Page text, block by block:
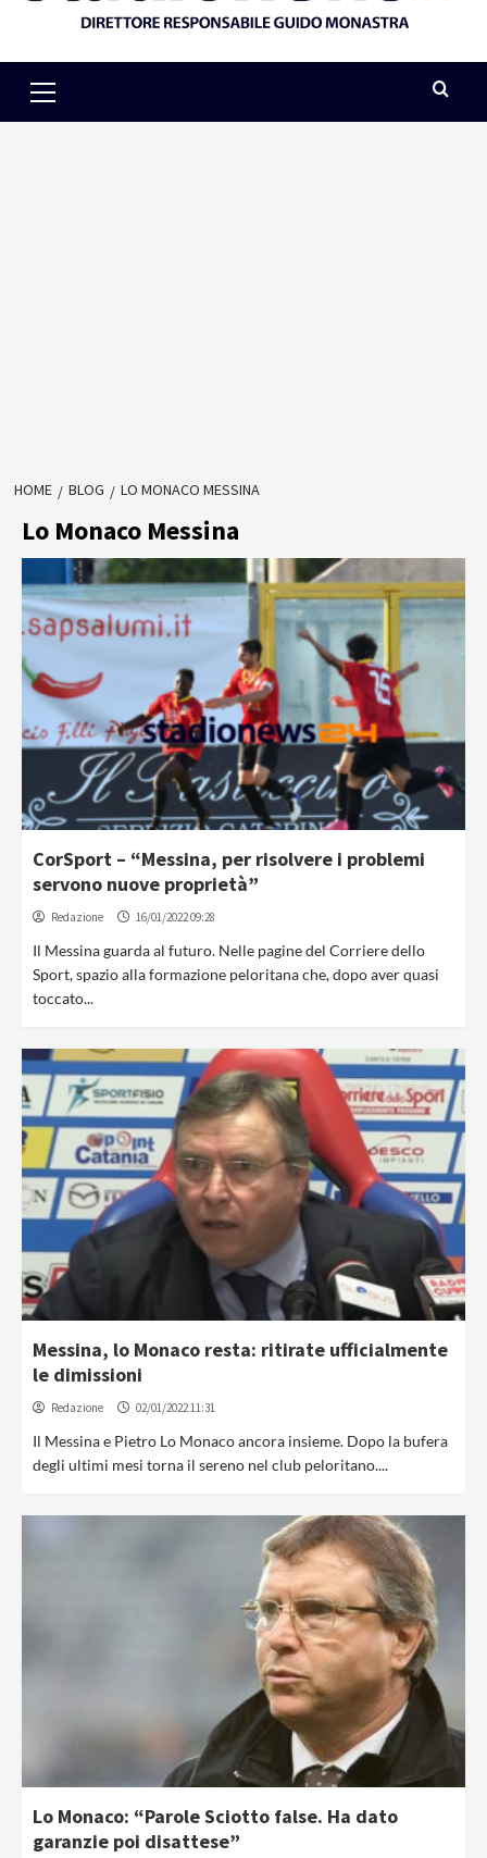
Menu
HOME BLOG LO MONACO MESSINA
Lo Monaco Messina
CorSport – “Messina, per risolvere i problemi
servono nuove proprietà”
Redazione 16/01/2022 09:28
Il Messina guarda al futuro. Nelle pagine del Corriere dello
Sport, spazio alla formazione peloritana che, dopo aver quasi
toccato...
Messina, lo Monaco resta: ritirate ufficialmente
le dimissioni
Redazione 02/01/2022 11:31
Il Messina e Pietro Lo Monaco ancora insieme. Dopo la bufera
degli ultimi mesi torna il sereno nel club peloritano....
Lo Monaco: “Parole Sciotto false. Ha dato
garanzie poi disattese”